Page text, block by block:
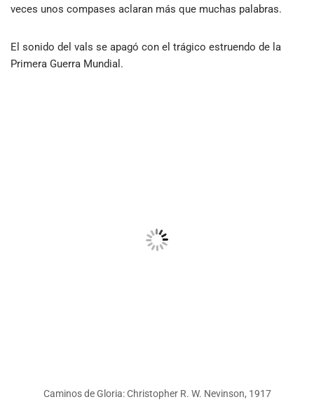
veces unos compases aclaran más que muchas palabras.
El sonido del vals se apagó con el trágico estruendo de la
Primera Guerra Mundial.
Caminos de Gloria: Christopher R. W. Nevinson, 1917